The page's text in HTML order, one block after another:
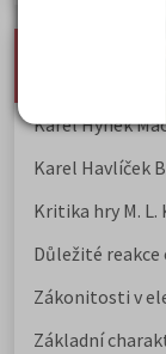
nejnovější
Karel Hynek
Karel Havlíček
Kritika hry M. L.
Důležité reakce
Zákonitosti v
Základní